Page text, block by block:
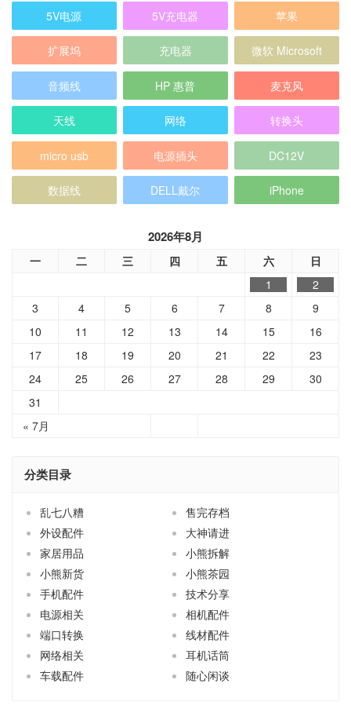
5V电源 5V充电器 苹果
扩展坞 充电器 微软 Microsoft
音频线 HP 惠普 麦克风
天线 网络 转换头
micro usb 电源插头 DC12V
数据线 DELL戴尔 iPhone
2026年8月
一 二 三 四 五 六 日
« 7月
1
2
3
4 5 6 7 8
9
10
11 12 13 14 15
16
17
18 19 20 21 22
23
24
25 26 27 28 29
30
31
分类目录
乱七八糟
售完存档
外设配件
大神请进
家居用品
小熊拆解
小熊新货
小熊茶园
手机配件
技术分享
电源相关
相机配件
端口转换
线材配件
网络相关
耳机话筒
车载配件
随心闲谈